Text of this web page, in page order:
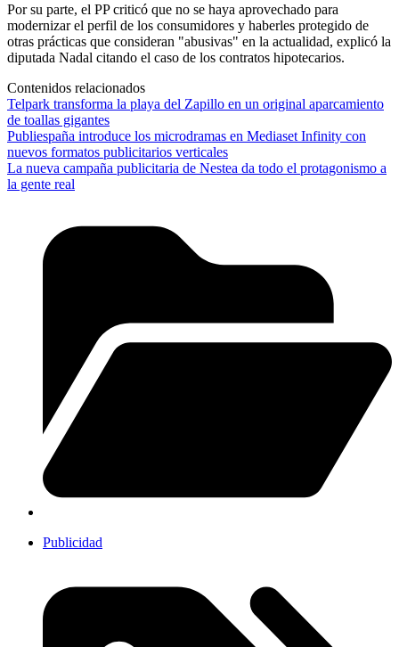
Por su parte, el PP criticó que no se haya aprovechado para
modernizar el perfil de los consumidores y haberles protegido de
otras prácticas que consideran "abusivas" en la actualidad, explicó la
diputada Nadal citando el caso de los contratos hipotecarios.
Contenidos relacionados
Telpark transforma la playa del Zapillo en un original aparcamiento
de toallas gigantes
Publiespaña introduce los microdramas en Mediaset Infinity con
nuevos formatos publicitarios verticales
La nueva campaña publicitaria de Nestea da todo el protagonismo a
la gente real
Publicidad